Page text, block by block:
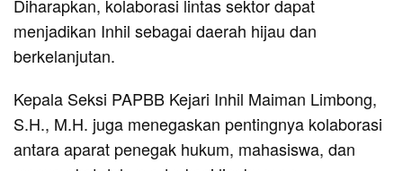
Diharapkan, kolaborasi lintas sektor dapat
menjadikan Inhil sebagai daerah hijau dan
berkelanjutan.
Kepala Seksi PAPBB Kejari Inhil Maiman Limbong,
S.H., M.H. juga menegaskan pentingnya kolaborasi
antara aparat penegak hukum, mahasiswa, dan